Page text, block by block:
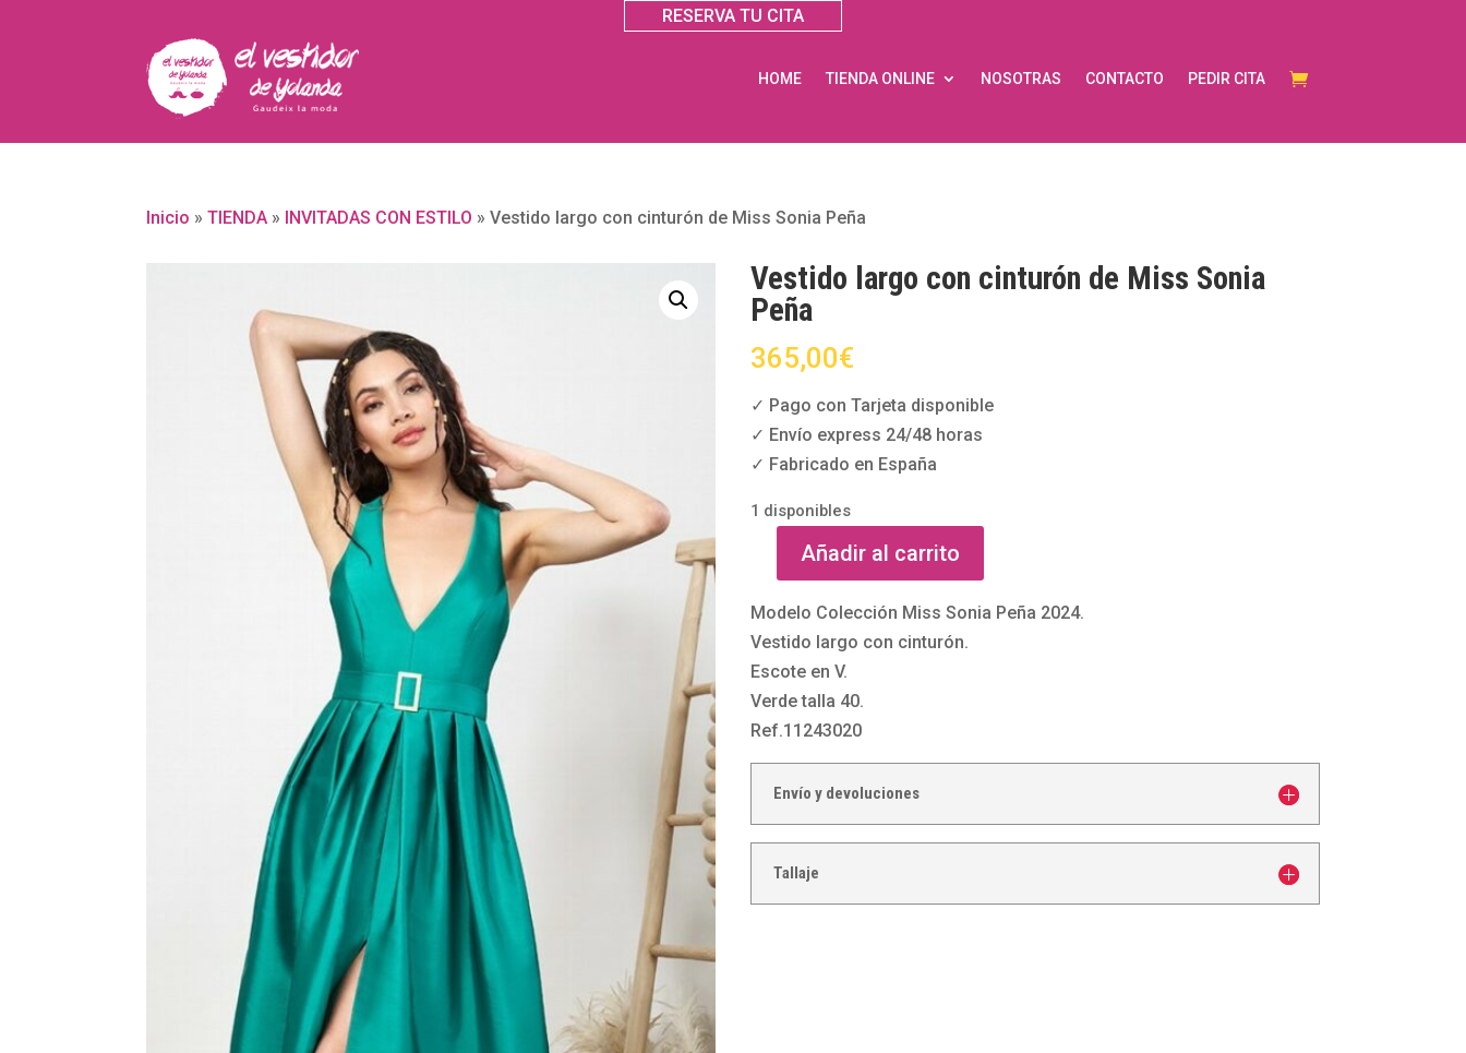
RESERVA TU CITA
HOME TIENDA ONLINE NOSOTRAS CONTACTO PEDIR CITA
Inicio »TIENDA » INVITADAS CON ESTILO »Vestido largo con cinturón de Miss Sonia Peña
Vestido largo con cinturón de Miss Sonia
Peña
365,00€
✓ Pago con Tarjeta disponible
✓ Envío express 24/48 horas
✓ Fabricado en España
1 disponibles
Vestido
con
cinturón
de
Miss
Sonia
cantidad
Añadir al carrito
Modelo Colección Miss Sonia Peña 2024.
Vestido largo con cinturón.
Escote en V.
Verde talla 40.
Ref.11243020
Envío y devoluciones
Tallaje